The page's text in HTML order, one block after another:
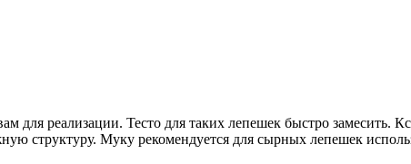
реализации. Тесто для таких лепешек быстро замесить.
структуру. Муку рекомендуется для сырных лепешек